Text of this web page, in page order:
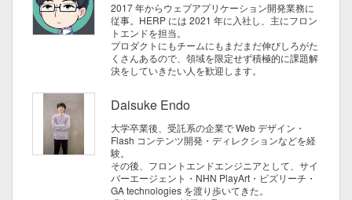
2017 年からウェブアプリケーション開発業務に
従事。HERP には 2021 年に入社し、主にフロン
トエンドを担当。
プロダクトにもチームにもまだまだ伸びしろがた
くさんあるので、領域を限定せず積極的に課題解
決をしていきたい人を歓迎します。
Daisuke Endo
大学卒業後、受託系の企業で Web デザイン・
Flash コンテンツ開発・ディレクションなどを経
験。
その後、フロントエンドエンジニアとして、サイ
バーエージェント・NHN PlayArt・ビズリーチ・
GA technologies を渡り歩いてきた。